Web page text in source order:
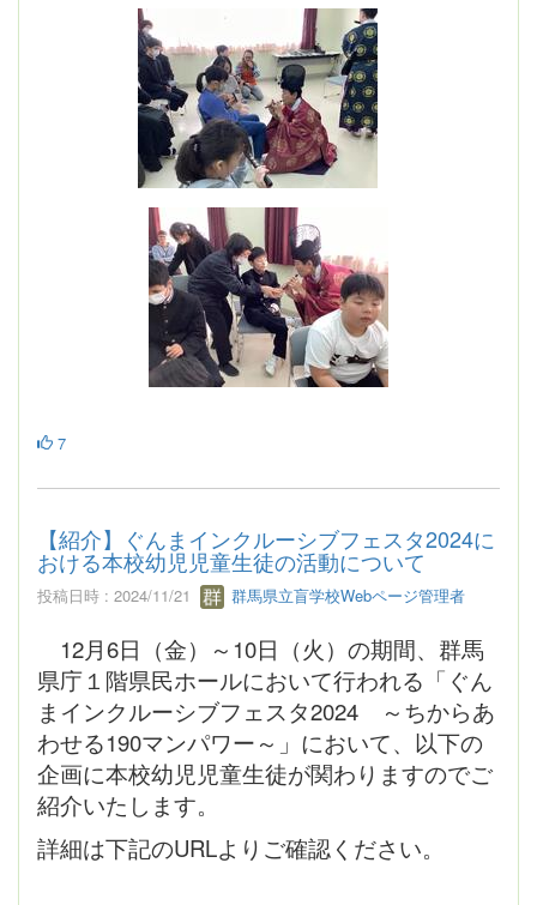
7
【紹介】ぐんまインクルーシブフェスタ2024に
おける本校幼児児童生徒の活動について
投稿日時 : 2024/11/21 群馬県立盲学校Webページ管理者
12月6日（金）～10日（火）の期間、群馬
県庁１階県民ホールにおいて行われる「ぐん
まインクルーシブフェスタ2024 ～ちからあ
わせる190マンパワー～」において、以下の
企画に本校幼児児童生徒が関わりますのでご
紹介いたします。
詳細は下記のURLよりご確認ください。